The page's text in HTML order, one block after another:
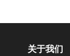
关于我们